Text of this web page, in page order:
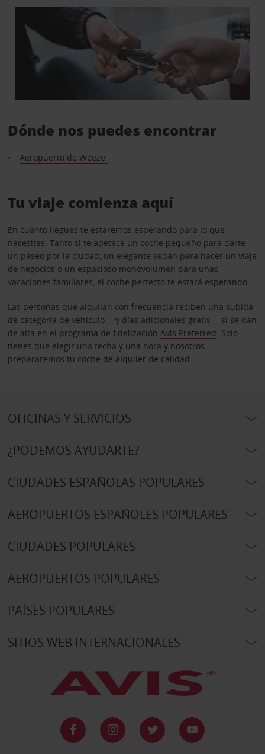
Dónde nos puedes encontrar
Aeropuerto de Weeze
Tu viaje comienza aquí
En cuanto llegues te estaremos esperando para lo que
necesites. Tanto si te apetece un coche pequeño para darte
un paseo por la ciudad, un elegante sedán para hacer un viaje
de negocios o un espacioso monovolumen para unas
vacaciones familiares, el coche perfecto te estará esperando.
Las personas que alquilan con frecuencia reciben una subida
de categoría de vehículo —y días adicionales gratis— si se dan
de alta en el programa de fidelización Avis Preferred. Solo
tienes que elegir una fecha y una hora y nosotros
prepararemos tu coche de alquiler de calidad.
OFICINAS Y SERVICIOS
¿PODEMOS AYUDARTE?
CIUDADES ESPAÑOLAS POPULARES
AEROPUERTOS ESPAÑOLES POPULARES
CIUDADES POPULARES
AEROPUERTOS POPULARES
PAÍSES POPULARES
SITIOS WEB INTERNACIONALES